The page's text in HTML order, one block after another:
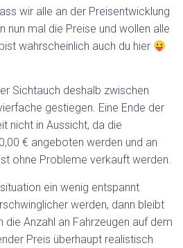
wir alle an der Preisentwicklung
nun mal die Preise und wollen alle
wahrscheinlich auch du hier
Sichtauch deshalb zwischen
gestiegen. Eine Ende der
nicht in Aussicht, da die
€ angeboten werden und an
ohne Probleme verkauft werden.
ein wenig entspannt
werden, dann bleibt
die Anzahl an Fahrzeugen auf dem
Preis überhaupt realistisch